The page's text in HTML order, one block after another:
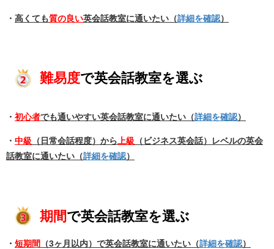
・ 高くても質の良い英会話教室に通いたい（詳細を確認）
難易度で英会話教室を選ぶ
・ 初心者でも通いやすい英会話教室に通いたい（詳細を確認）
・ 中級 （日常会話程度）から 上級 （ビジネス英会話）レベルの英会
話教室に通いたい（詳細を確認）
期間で英会話教室を選ぶ
・ 短期間 （3ヶ月以内）で英会話教室に通いたい（詳細を確認）